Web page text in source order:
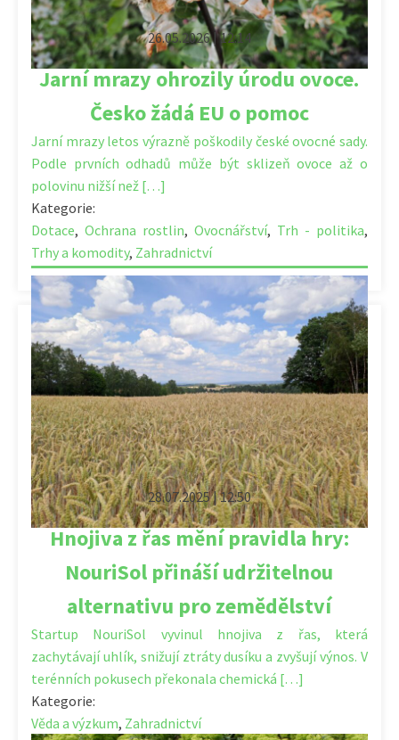
26.05.2026 | 12:14
Jarní mrazy ohrozily úrodu ovoce.
Česko žádá EU o pomoc
Jarní mrazy letos výrazně poškodily české ovocné sady.
Podle prvních odhadů může být sklizeň ovoce až o
polovinu nižší než […]
Kategorie:
Dotace, Ochrana rostlin, Ovocnářství, Trh - politika,
Trhy a komodity, Zahradnictví
28.07.2025 | 12:50
Hnojiva z řas mění pravidla hry:
NouriSol přináší udržitelnou
alternativu pro zemědělství
Startup NouriSol vyvinul hnojiva z řas, která
zachytávají uhlík, snižují ztráty dusíku a zvyšují výnos. V
terénních pokusech překonala chemická […]
Kategorie:
Věda a výzkum, Zahradnictví